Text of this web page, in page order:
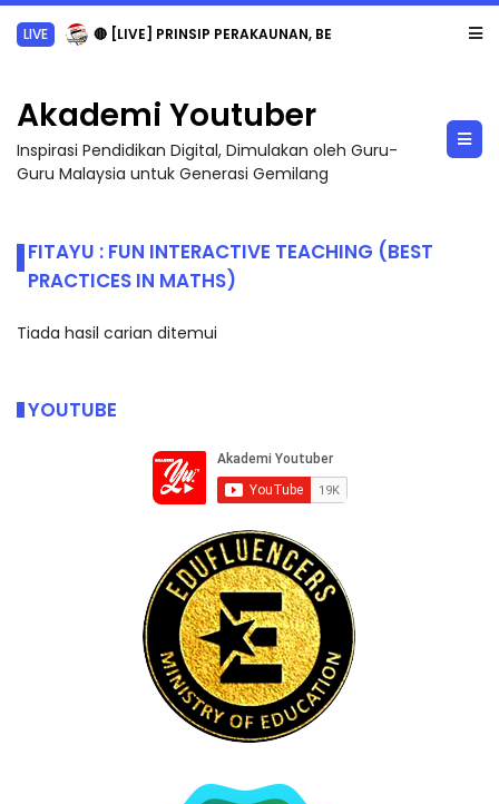
LIVE 🔴 [LIVE] PRINSIP PERAKAUNAN, BEDAH TUNTAS SOALAN 1 TRIAL OLEH CIKGU ...
Akademi Youtuber
Inspirasi Pendidikan Digital, Dimulakan oleh Guru-
Guru Malaysia untuk Generasi Gemilang
FITAYU : FUN INTERACTIVE TEACHING (BEST
PRACTICES IN MATHS)
Tiada hasil carian ditemui
YOUTUBE